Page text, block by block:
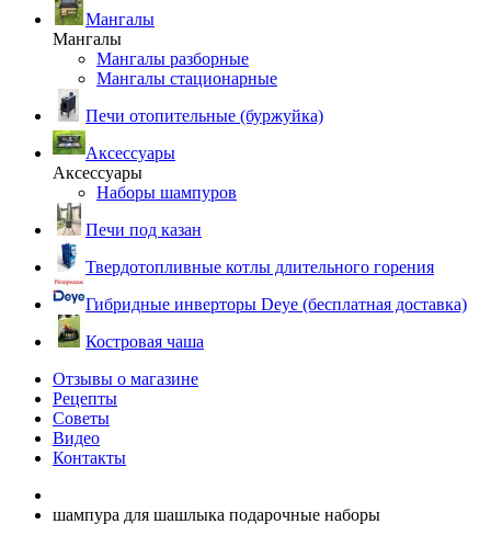
Мангалы
Мангалы
Мангалы разборные
Мангалы стационарные
Печи отопительные (буржуйка)
Аксессуары
Аксессуары
Наборы шампуров
Печи под казан
Твердотопливные котлы длительного горения
Гибридные инверторы Deye (бесплатная доставка)
Костровая чаша
Отзывы о магазине
Рецепты
Советы
Видео
Контакты
шампура для шашлыка подарочные наборы